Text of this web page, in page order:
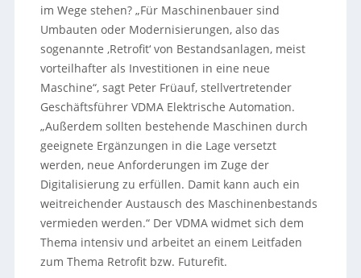
im Wege stehen? „Für Maschinenbauer sind
Umbauten oder Modernisierungen, also das
sogenannte ,Retrofit‘ von Bestandsanlagen, meist
vorteilhafter als Investitionen in eine neue
Maschine“, sagt Peter Früauf, stellvertretender
Geschäftsführer VDMA Elektrische Automation.
„Außerdem sollten bestehende Maschinen durch
geeignete Ergänzungen in die Lage versetzt
werden, neue Anforderungen im Zuge der
Digitalisierung zu erfüllen. Damit kann auch ein
weitreichender Austausch des Maschinenbestands
vermieden werden.“ Der VDMA widmet sich dem
Thema intensiv und arbeitet an einem Leitfaden
zum Thema Retrofit bzw. Futurefit.